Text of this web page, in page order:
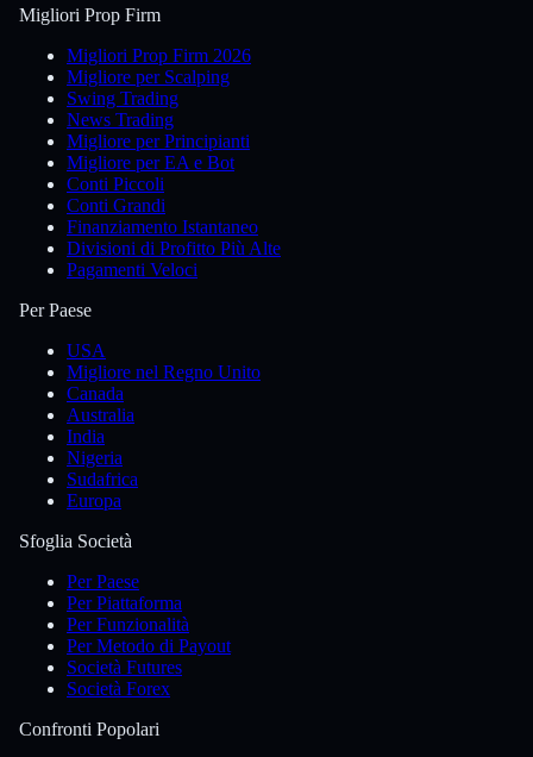
Migliori Prop Firm
Migliori Prop Firm 2026
Migliore per Scalping
Swing Trading
News Trading
Migliore per Principianti
Migliore per EA e Bot
Conti Piccoli
Conti Grandi
Finanziamento Istantaneo
Divisioni di Profitto Più Alte
Pagamenti Veloci
Per Paese
USA
Migliore nel Regno Unito
Canada
Australia
India
Nigeria
Sudafrica
Europa
Sfoglia Società
Per Paese
Per Piattaforma
Per Funzionalità
Per Metodo di Payout
Società Futures
Società Forex
Confronti Popolari